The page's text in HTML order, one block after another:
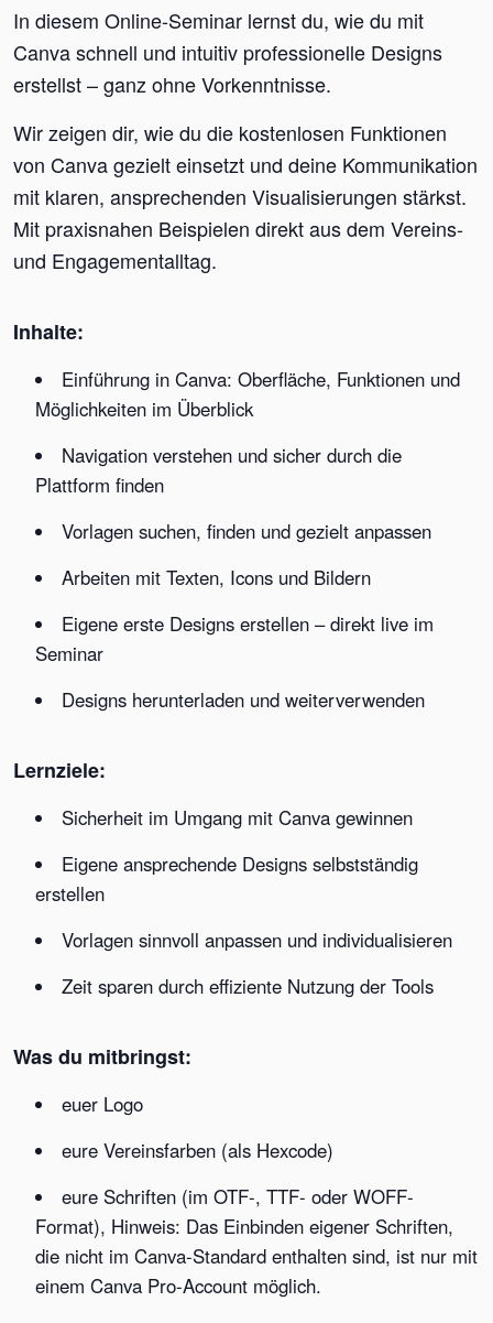
In diesem Online-Seminar lernst du, wie du mit
Canva schnell und intuitiv professionelle Designs
erstellst – ganz ohne Vorkenntnisse.
Wir zeigen dir, wie du die kostenlosen Funktionen
von Canva gezielt einsetzt und deine Kommunikation
mit klaren, ansprechenden Visualisierungen stärkst.
Mit praxisnahen Beispielen direkt aus dem Vereins-
und Engagementalltag.
Inhalte:
Einführung in Canva: Oberfläche, Funktionen und
Möglichkeiten im Überblick
Navigation verstehen und sicher durch die
Plattform finden
Vorlagen suchen, finden und gezielt anpassen
Arbeiten mit Texten, Icons und Bildern
Eigene erste Designs erstellen – direkt live im
Seminar
Designs herunterladen und weiterverwenden
Lernziele:
Sicherheit im Umgang mit Canva gewinnen
Eigene ansprechende Designs selbstständig
erstellen
Vorlagen sinnvoll anpassen und individualisieren
Zeit sparen durch effiziente Nutzung der Tools
Was du mitbringst:
euer Logo
eure Vereinsfarben (als Hexcode)
eure Schriften (im OTF-, TTF- oder WOFF-
Format), Hinweis: Das Einbinden eigener Schriften,
die nicht im Canva-Standard enthalten sind, ist nur mit
einem Canva Pro-Account möglich.